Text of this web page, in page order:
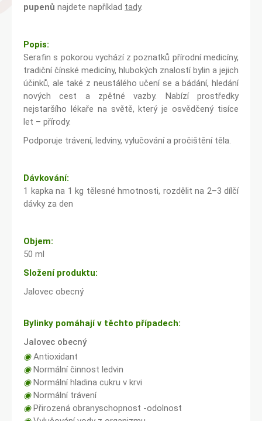
pupenů najdete například tady.
Popis:
Serafin s pokorou vychází z poznatků přírodní medicíny,
tradiční čínské medicíny, hlubokých znalostí bylin a jejich
účinků, ale také z neustálého učení se a bádání, hledání
nových cest a zpětné vazby. Nabízí prostředky
nejstaršího lékaře na světě, který je osvědčený tisíce
let – přírody.
Podporuje trávení, ledviny, vylučování a pročištění těla.
Dávkování:
1 kapka na 1 kg tělesné hmotnosti, rozdělit na 2–3 dílčí
dávky za den
Objem:
50 ml
Složení produktu:
Jalovec obecný
Bylinky pomáhají v těchto případech:
Jalovec obecný
◉Antioxidant
◉Normální činnost ledvin
◉Normální hladina cukru v krvi
◉Normální trávení
◉Přirozená obranyschopnost -odolnost